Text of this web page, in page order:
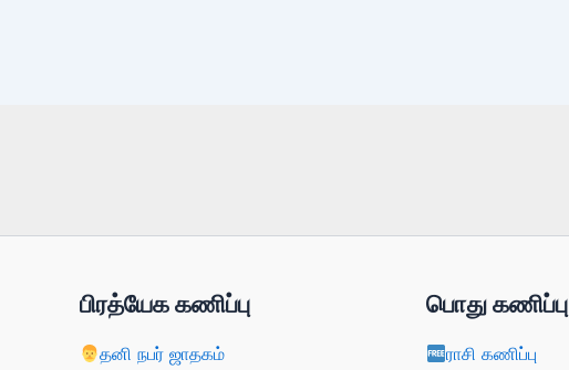
பிரத்யேக கணிப்பு
தனி நபர் ஜாதகம்
பொது கணிப்பு
ராசி கணிப்பு